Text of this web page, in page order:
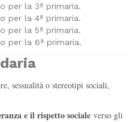
per la 3ª primaria.
per la 4ª primaria.
per la 5ª primaria.
per la 6ª primaria.
sessualità o stereotipi sociali,
e il rispetto sociale verso gli